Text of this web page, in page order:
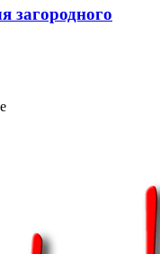
загородного